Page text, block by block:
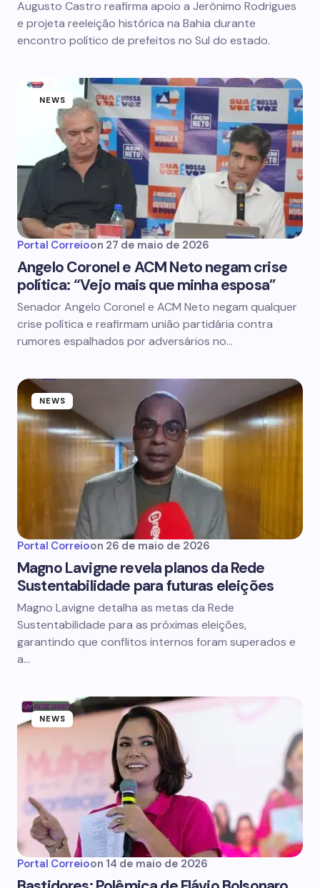
Augusto Castro reafirma apoio a Jerônimo Rodrigues
e projeta reeleição histórica na Bahia durante
encontro político de prefeitos no Sul do estado.
NEWS
Portal Correioon 27 de maio de 2026
Angelo Coronel e ACM Neto negam crise
política: “Vejo mais que minha esposa”
Senador Angelo Coronel e ACM Neto negam qualquer
crise política e reafirmam união partidária contra
rumores espalhados por adversários no…
NEWS
Portal Correioon 26 de maio de 2026
Magno Lavigne revela planos da Rede
Sustentabilidade para futuras eleições
Magno Lavigne detalha as metas da Rede
Sustentabilidade para as próximas eleições,
garantindo que conflitos internos foram superados e
a…
NEWS
Portal Correioon 14 de maio de 2026